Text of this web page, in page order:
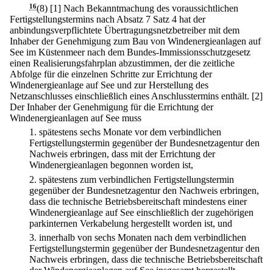
16(8) [1] Nach Bekanntmachung des voraussichtlichen
Fertigstellungstermins nach Absatz 7 Satz 4 hat der
anbindungsverpflichtete Übertragungsnetzbetreiber mit dem
Inhaber der Genehmigung zum Bau von Windenergieanlagen auf
See im Küstenmeer nach dem Bundes-Immissionsschutzgesetz
einen Realisierungsfahrplan abzustimmen, der die zeitliche
Abfolge für die einzelnen Schritte zur Errichtung der
Windenergieanlage auf See und zur Herstellung des
Netzanschlusses einschließlich eines Anschlusstermins enthält. [2]
Der Inhaber der Genehmigung für die Errichtung der
Windenergieanlagen auf See muss
1. spätestens sechs Monate vor dem verbindlichen
Fertigstellungstermin gegenüber der Bundesnetzagentur den
Nachweis erbringen, dass mit der Errichtung der
Windenergieanlagen begonnen worden ist,
2. spätestens zum verbindlichen Fertigstellungstermin
gegenüber der Bundesnetzagentur den Nachweis erbringen,
dass die technische Betriebsbereitschaft mindestens einer
Windenergieanlage auf See einschließlich der zugehörigen
parkinternen Verkabelung hergestellt worden ist, und
3. innerhalb von sechs Monaten nach dem verbindlichen
Fertigstellungstermin gegenüber der Bundesnetzagentur den
Nachweis erbringen, dass die technische Betriebsbereitschaft